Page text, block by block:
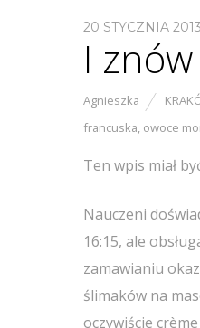
20 STYCZNIA 2013
I
Agnieszka
francuska, owoce
Ten wpis miał
Nauczeni
16:15, ale
zamawianiu
ślimaków na
oczywiście